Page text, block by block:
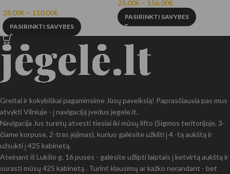
28.00€ – 110.00€
PASIRINKTI SAVYBES
25.00€ – 156.00€
PASIRINKTI SAVYBES
Greitai ir kokybiškai pagaminsime Jūsų paveikslą! Paprasčiausia pas mus
atvykti Vilniuje - į navigaciją įvedus jegele.lt.
Navigacija Jus turėtų atvesti tiesiai iki mūsų lifto (Sigmos teritorijoje, 3-
čiame korpuse, 2-tras įėjimas), kuriuo galėsite užkilti į 4 -tą aukštą ir
užsukti į 425 kabinetą.
Ateinant iš Lukšio g. 16 pusės - galėsite užlipti laiptais į ketvirtą aukštą ir
surasti mūsų 425 kabinetą . Turint klausimų ar kažko nerandant - bet